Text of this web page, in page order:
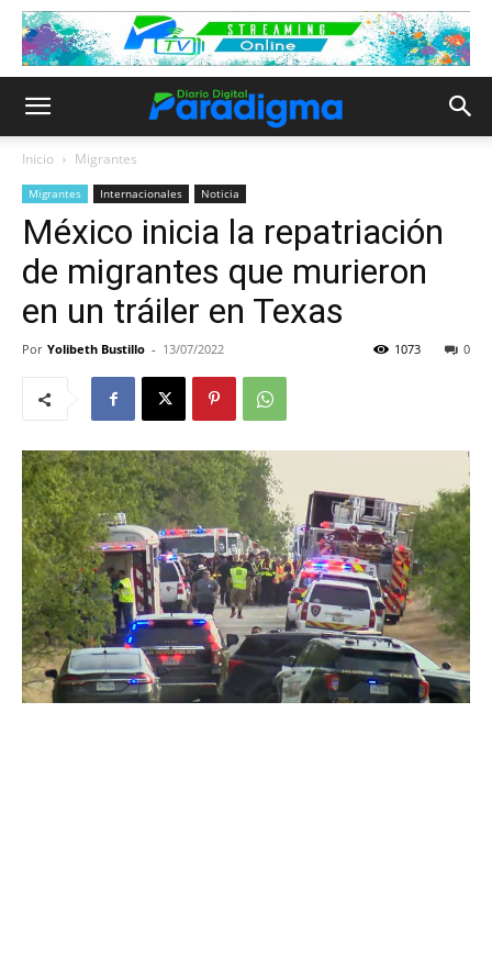
Inicio Migrantes
Migrantes Internacionales Noticia
México inicia la repatriación
de migrantes que murieron
en un tráiler en Texas
Por Yolibeth Bustillo - 13/07/2022 0
1073